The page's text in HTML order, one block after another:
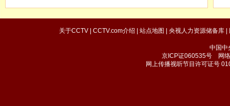
关于CCTV| CCTV.com介绍 站点地图 央视人力资源储备库|
中国中
京ICP证060535号网络
网上传播视听节目许可证号